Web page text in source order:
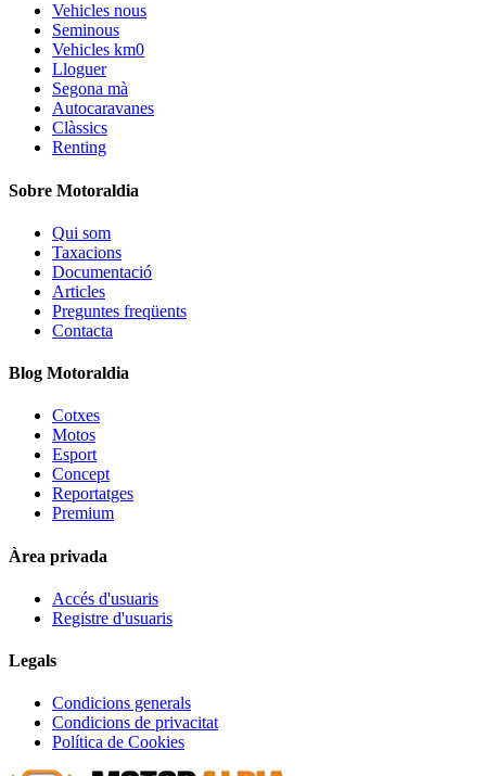
Vehicles nous
Seminous
Vehicles km0
Lloguer
Segona mà
Autocaravanes
Clàssics
Renting
Sobre Motoraldia
Qui som
Taxacions
Documentació
Articles
Preguntes freqüents
Contacta
Blog Motoraldia
Cotxes
Motos
Esport
Concept
Reportatges
Premium
Àrea privada
Accés d'usuaris
Registre d'usuaris
Legals
Condicions generals
Condicions de privacitat
Política de Cookies